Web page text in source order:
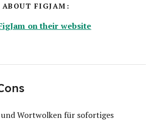
ABOUT FIGJAM:
on their website
Wortwolken für sofortiges